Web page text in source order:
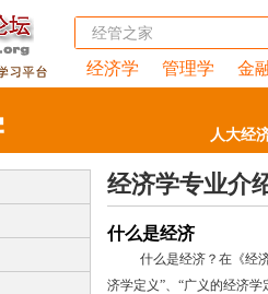
经济学
管理学 金
人大经
经济学专业介
什么是经济
什么是经济？在《经
济学定义”、“广义的经济学